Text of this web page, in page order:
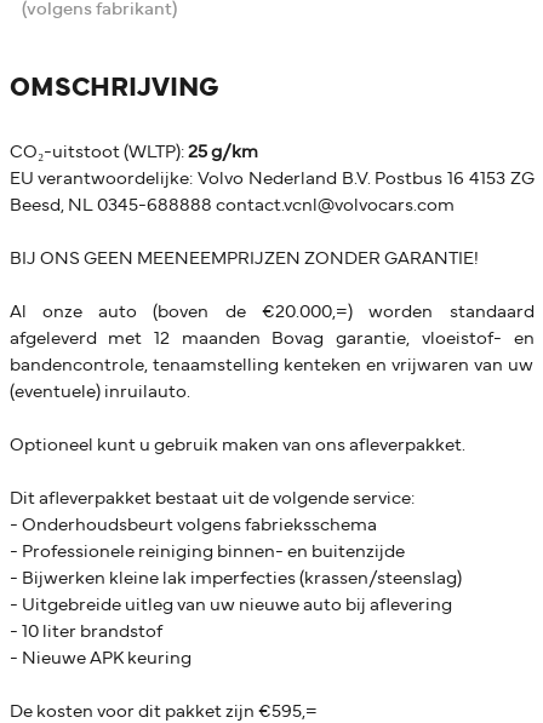
(volgens fabrikant)
OMSCHRIJVING
CO₂-uitstoot (WLTP): 25 g/km
EU verantwoordelijke: Volvo Nederland B.V. Postbus 16 4153 ZG
Beesd, NL 0345-688888 contact.vcnl@volvocars.com
BIJ ONS GEEN MEENEEMPRIJZEN ZONDER GARANTIE!
Al onze auto (boven de €20.000,=) worden standaard
afgeleverd met 12 maanden Bovag garantie, vloeistof- en
bandencontrole, tenaamstelling kenteken en vrijwaren van uw
(eventuele) inruilauto.
Optioneel kunt u gebruik maken van ons afleverpakket.
Dit afleverpakket bestaat uit de volgende service:
- Onderhoudsbeurt volgens fabrieksschema
- Professionele reiniging binnen- en buitenzijde
- Bijwerken kleine lak imperfecties (krassen/steenslag)
- Uitgebreide uitleg van uw nieuwe auto bij aflevering
- 10 liter brandstof
- Nieuwe APK keuring
De kosten voor dit pakket zijn €595,=